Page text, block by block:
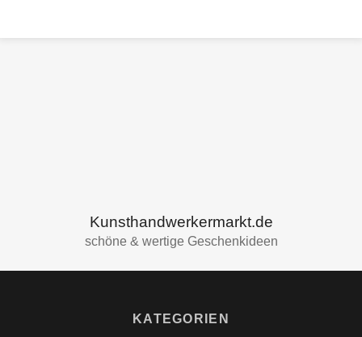
Kunsthandwerkermarkt.de
schöne & wertige Geschenkideen
KATEGORIEN